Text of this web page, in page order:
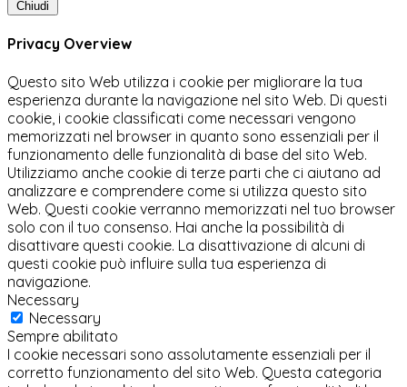
Chiudi
Privacy Overview
Questo sito Web utilizza i cookie per migliorare la tua
esperienza durante la navigazione nel sito Web. Di questi
cookie, i cookie classificati come necessari vengono
memorizzati nel browser in quanto sono essenziali per il
funzionamento delle funzionalità di base del sito Web.
Utilizziamo anche cookie di terze parti che ci aiutano ad
analizzare e comprendere come si utilizza questo sito
Web. Questi cookie verranno memorizzati nel tuo browser
solo con il tuo consenso. Hai anche la possibilità di
disattivare questi cookie. La disattivazione di alcuni di
questi cookie può influire sulla tua esperienza di
navigazione.
Necessary
Necessary
Sempre abilitato
I cookie necessari sono assolutamente essenziali per il
corretto funzionamento del sito Web. Questa categoria